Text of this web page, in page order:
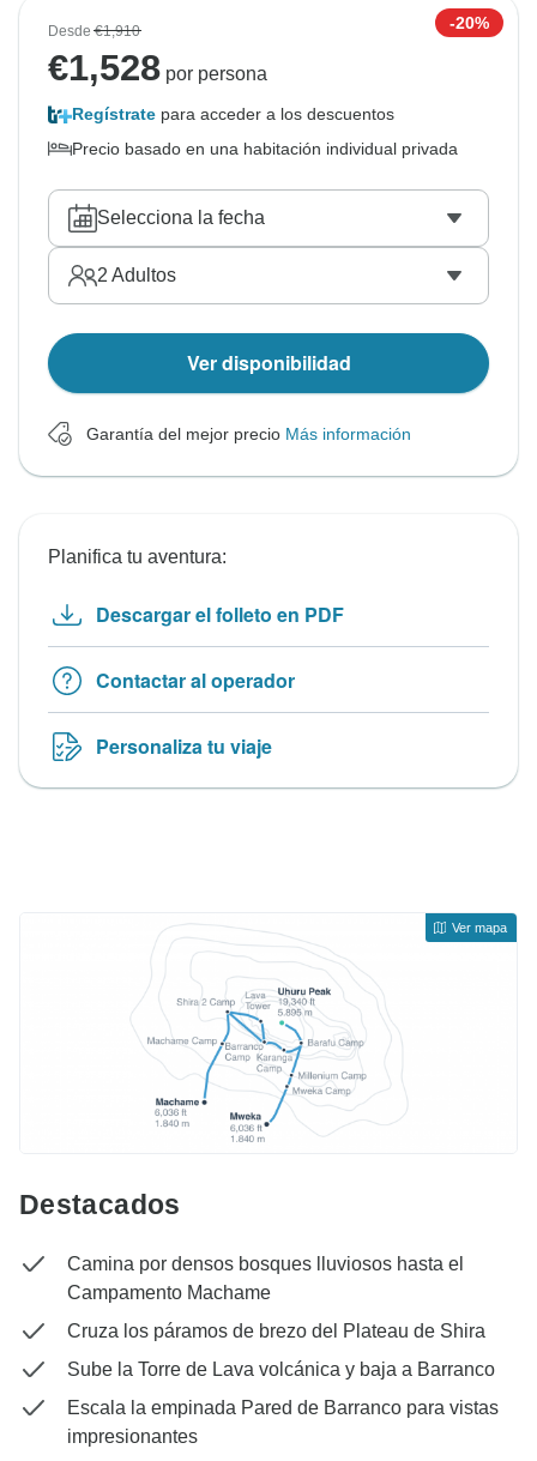
Desde€1,910 -20%
€1,528 por persona
Regístrate para acceder a los descuentos
Precio basado en una habitación individual privada
Selecciona la fecha
2 Adultos
Ver disponibilidad
Garantía del mejor precio Más información
Planifica tu aventura:
Descargar el folleto en PDF
Contactar al operador
Personaliza tu viaje
Destacados
Camina por densos bosques lluviosos hasta el
Campamento Machame
Cruza los páramos de brezo del Plateau de Shira
Sube la Torre de Lava volcánica y baja a Barranco
Escala la empinada Pared de Barranco para vistas
impresionantes
Ver mapa